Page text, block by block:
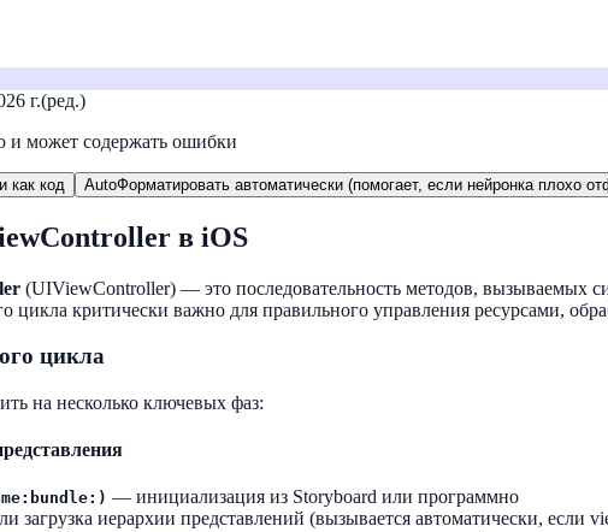
г.(ред.)
и может содержать ошибки
как код AutoФорматировать автоматически (помогает, если нейронка плохо
в iOS
(UIViewController) — это последовательность методов, вызываемых
цикла критически важно для правильного управления ресурсами,
цикла
на несколько ключевых фаз:
— инициализация из Storyboard или программно
загрузка иерархии представлений (вызывается автоматически, если